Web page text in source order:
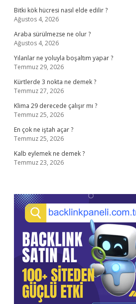
Bitki kök hücresi nasıl elde edilir ?
Ağustos 4, 2026
Araba sürülmezse ne olur ?
Ağustos 4, 2026
Yılanlar ne yoluyla boşaltım yapar ?
Temmuz 29, 2026
Kürtlerde 3 nokta ne demek ?
Temmuz 27, 2026
Klima 29 derecede çalışır mı ?
Temmuz 25, 2026
En çok ne iştah açar ?
Temmuz 25, 2026
Kalb eylemek ne demek ?
Temmuz 23, 2026